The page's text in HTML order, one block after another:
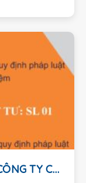
THÔNG BÁO TUYỂN DỤNG – CÔNG TY CỔ...